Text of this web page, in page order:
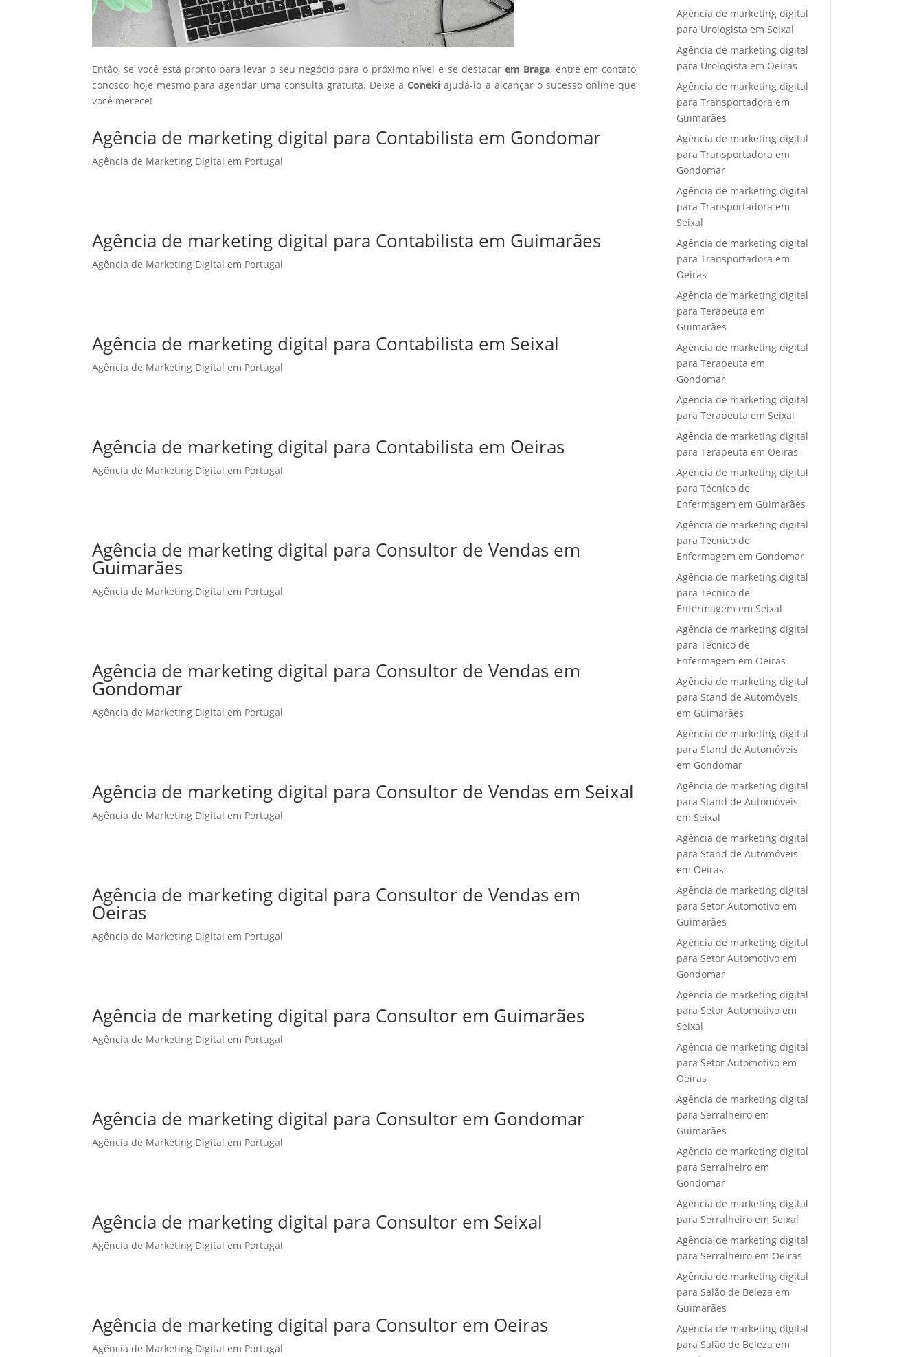
Então, se você está pronto para levar o seu negócio para o próximo nível e se destacar em Braga, entre em contato
conosco hoje mesmo para agendar uma consulta gratuita. Deixe aConeki ajudá-lo a alcançar o sucesso online que
você merece!
Agência de marketing digital para Contabilista em Gondomar
Agência de Marketing Digital em Portugal
Agência de marketing digital para Contabilista em Guimarães
Agência de Marketing Digital em Portugal
Agência de marketing digital para Contabilista em Seixal
Agência de Marketing Digital em Portugal
Agência de marketing digital para Contabilista em Oeiras
Agência de Marketing Digital em Portugal
Agência de marketing digital para Consultor de Vendas em
Guimarães
Agência de Marketing Digital em Portugal
Agência de marketing digital para Consultor de Vendas em
Gondomar
Agência de Marketing Digital em Portugal
Agência de marketing digital para Consultor de Vendas em Seixal
Agência de Marketing Digital em Portugal
Agência de marketing digital para Consultor de Vendas em
Oeiras
Agência de Marketing Digital em Portugal
Agência de marketing digital para Consultor em Guimarães
Agência de Marketing Digital em Portugal
Agência de marketing digital para Consultor em Gondomar
Agência de Marketing Digital em Portugal
Agência de marketing digital para Consultor em Seixal
Agência de Marketing Digital em Portugal
Agência de marketing digital para Consultor em Oeiras
Agência de Marketing Digital em Portugal
Agência de marketing digital
para Urologista em Seixal
Agência de marketing digital
para Urologista em Oeiras
Agência de marketing digital
para Transportadora em
Guimarães
Agência de marketing digital
para Transportadora em
Gondomar
Agência de marketing digital
para Transportadora em
Seixal
Agência de marketing digital
para Transportadora em
Oeiras
Agência de marketing digital
para Terapeuta em
Guimarães
Agência de marketing digital
para Terapeuta em
Gondomar
Agência de marketing digital
para Terapeuta em Seixal
Agência de marketing digital
para Terapeuta em Oeiras
Agência de marketing digital
para Técnico de
Enfermagem em Guimarães
Agência de marketing digital
para Técnico de
Enfermagem em Gondomar
Agência de marketing digital
para Técnico de
Enfermagem em Seixal
Agência de marketing digital
para Técnico de
Enfermagem em Oeiras
Agência de marketing digital
para Stand de Automóveis
em Guimarães
Agência de marketing digital
para Stand de Automóveis
em Gondomar
Agência de marketing digital
para Stand de Automóveis
em Seixal
Agência de marketing digital
para Stand de Automóveis
em Oeiras
Agência de marketing digital
para Setor Automotivo em
Guimarães
Agência de marketing digital
para Setor Automotivo em
Gondomar
Agência de marketing digital
para Setor Automotivo em
Seixal
Agência de marketing digital
para Setor Automotivo em
Oeiras
Agência de marketing digital
para Serralheiro em
Guimarães
Agência de marketing digital
para Serralheiro em
Gondomar
Agência de marketing digital
para Serralheiro em Seixal
Agência de marketing digital
para Serralheiro em Oeiras
Agência de marketing digital
para Salão de Beleza em
Guimarães
Agência de marketing digital
para Salão de Beleza em